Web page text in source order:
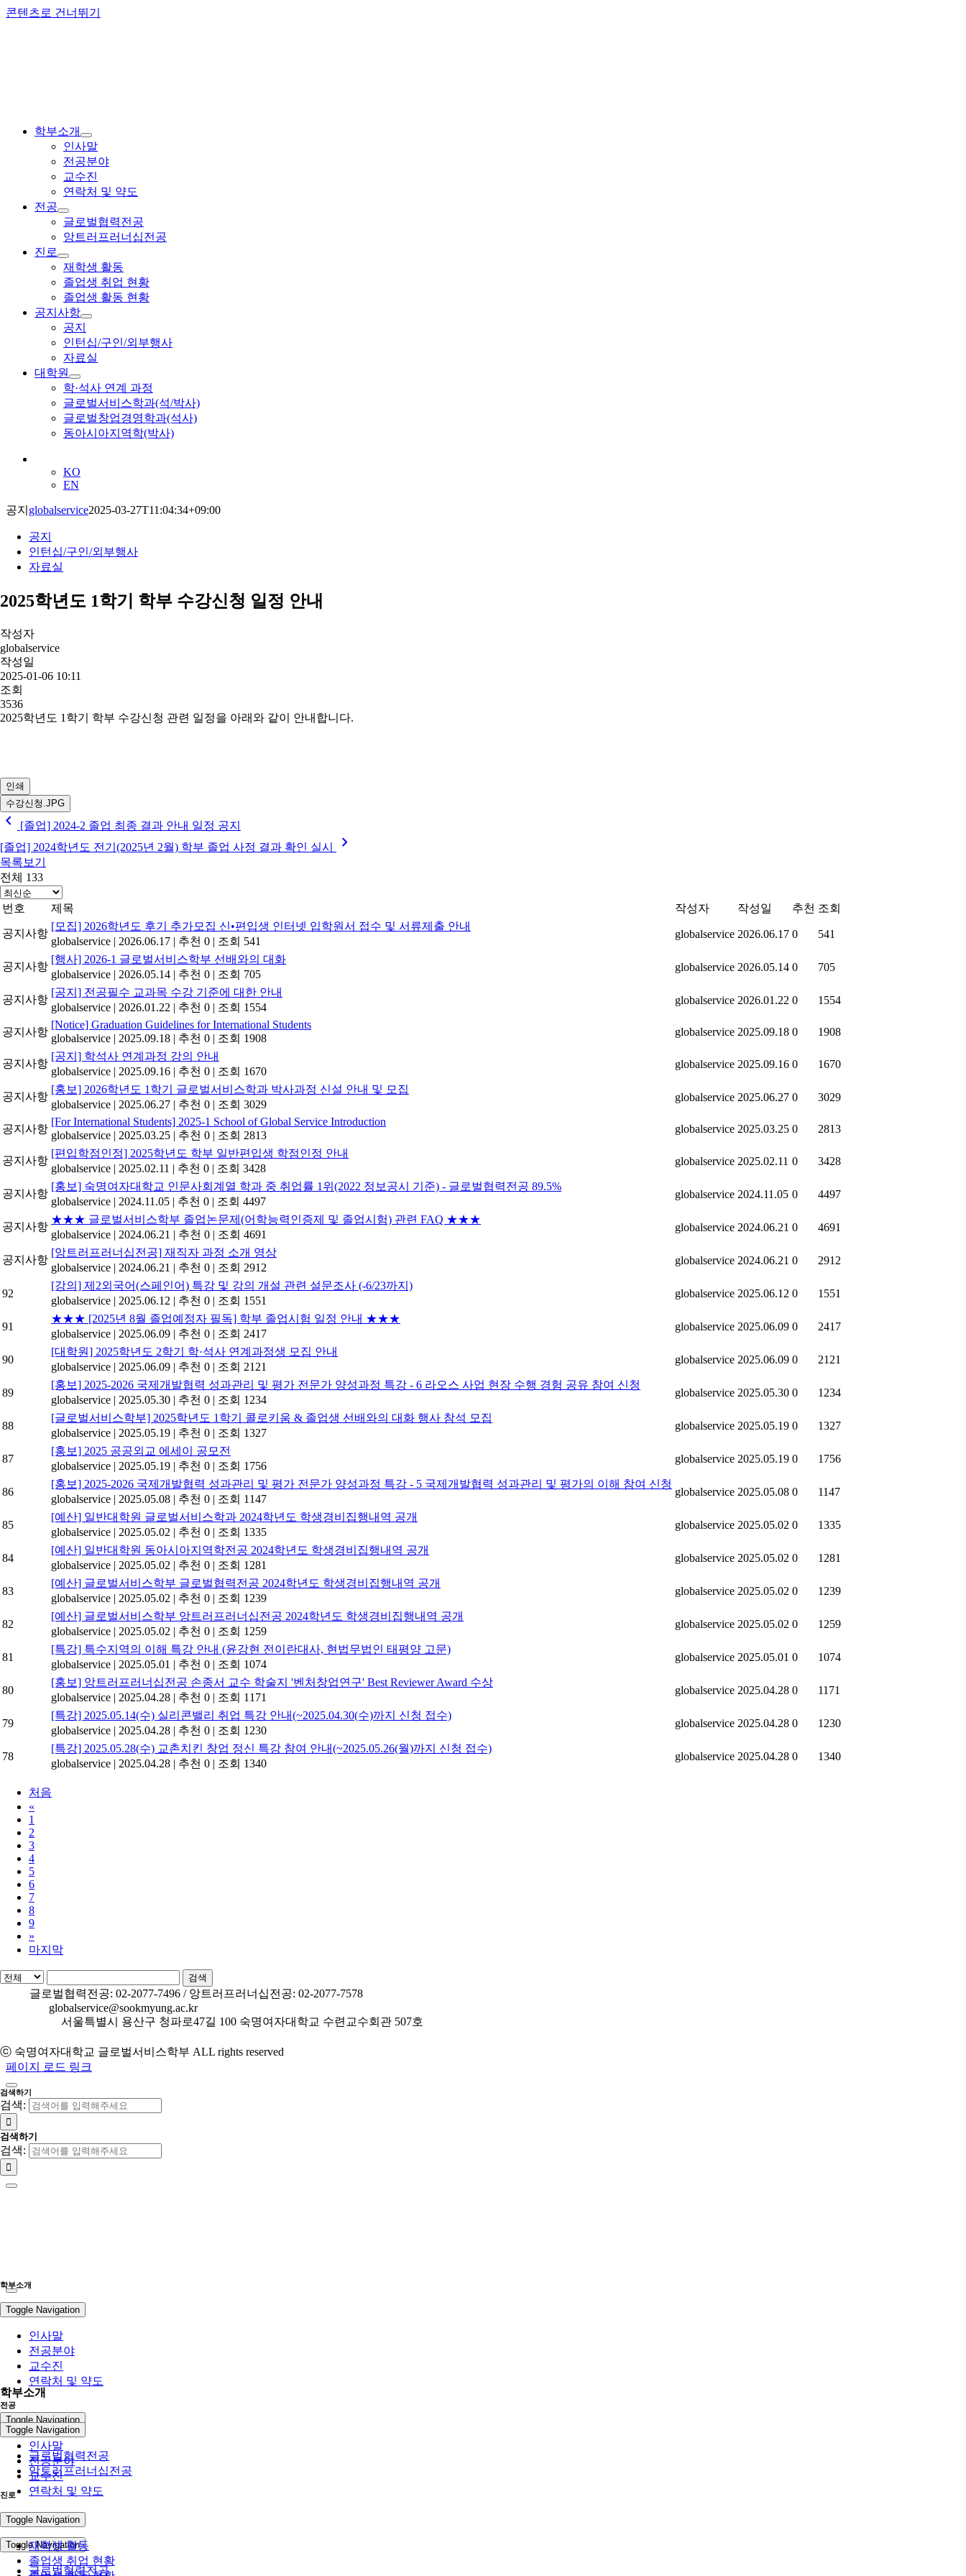
콘텐츠로 건너뛰기
학부소개
인사말
전공분야
교수진
연락처 및 약도
전공
글로벌협력전공
앙트러프러너십전공
진로
재학생 활동
졸업생 취업 현황
졸업생 활동 현황
공지사항
공지
인턴십/구인/외부행사
자료실
대학원
학·석사 연계 과정
글로벌서비스학과(석/박사)
글로벌창업경영학과(석사)
동아시아지역학(박사)
KO
EN
공지 globalservice2025-03-27T11:04:34+09:00
공지
인턴십/구인/외부행사
자료실
2025학년도 1학기 학부 수강신청 일정 안내
작성자
globalservice
작성일
2025-01-06 10:11
조회
3536
​2025학년도 1학기 학부 수강신청 관련 일정을 아래와 같이 안내합니다.
인쇄
수강신청.JPG
chevron_left
[졸업] 2024-2 졸업 최종 결과 안내 일정 공지
[졸업] 2024학년도 전기(2025년 2월) 학부 졸업 사정 결과 확인 실시
chevron_right
목록보기
전체 133
번호 제목 작성자 작성일 추천 조회
공지사항
[모집] 2026학년도 후기 추가모집 신•편입생 인터넷 입학원서 접수 및 서류제출 안내
globalservice | 2026.06.17 | 추천 0 | 조회 541
globalservice 2026.06.17 0 541
공지사항
[행사] 2026-1 글로벌서비스학부 선배와의 대화
globalservice | 2026.05.14 | 추천 0 | 조회 705
globalservice 2026.05.14 0 705
공지사항
[공지] 전공필수 교과목 수강 기준에 대한 안내
globalservice | 2026.01.22 | 추천 0 | 조회 1554
globalservice 2026.01.22 0 1554
공지사항
[Notice] Graduation Guidelines for International Students
globalservice | 2025.09.18 | 추천 0 | 조회 1908
globalservice 2025.09.18 0 1908
공지사항
[공지] 학석사 연계과정 강의 안내
globalservice | 2025.09.16 | 추천 0 | 조회 1670
globalservice 2025.09.16 0 1670
공지사항
[홍보] 2026학년도 1학기 글로벌서비스학과 박사과정 신설 안내 및 모집
globalservice | 2025.06.27 | 추천 0 | 조회 3029
globalservice 2025.06.27 0 3029
공지사항
[For International Students] 2025-1 School of Global Service Introduction
globalservice | 2025.03.25 | 추천 0 | 조회 2813
globalservice 2025.03.25 0 2813
공지사항
[편입학점인정] 2025학년도 학부 일반편입생 학점인정 안내
globalservice | 2025.02.11 | 추천 0 | 조회 3428
globalservice 2025.02.11 0 3428
공지사항
[홍보] 숙명여자대학교 인문사회계열 학과 중 취업률 1위(2022 정보공시 기준) - 글로벌협력전공 89.5%
globalservice | 2024.11.05 | 추천 0 | 조회 4497
globalservice 2024.11.05 0 4497
공지사항
★★★ 글로벌서비스학부 졸업논문제(어학능력인증제 및 졸업시험) 관련 FAQ ★★★
globalservice | 2024.06.21 | 추천 0 | 조회 4691
globalservice 2024.06.21 0 4691
공지사항
[앙트러프러너십전공] 재직자 과정 소개 영상
globalservice | 2024.06.21 | 추천 0 | 조회 2912
globalservice 2024.06.21 0 2912
92
[강의] 제2외국어(스페인어) 특강 및 강의 개설 관련 설문조사 (-6/23까지)
globalservice | 2025.06.12 | 추천 0 | 조회 1551
globalservice 2025.06.12 0 1551
91
★★★ [2025년 8월 졸업예정자 필독] 학부 졸업시험 일정 안내 ★★★
globalservice | 2025.06.09 | 추천 0 | 조회 2417
globalservice 2025.06.09 0 2417
90
[대학원] 2025학년도 2학기 학·석사 연계과정생 모집 안내
globalservice | 2025.06.09 | 추천 0 | 조회 2121
globalservice 2025.06.09 0 2121
89
[홍보] 2025-2026 국제개발협력 성과관리 및 평가 전문가 양성과정 특강 - 6 라오스 사업 현장 수행 경험 공유 참여 신청
globalservice | 2025.05.30 | 추천 0 | 조회 1234
globalservice 2025.05.30 0 1234
88
[글로벌서비스학부] 2025학년도 1학기 콜로키움 & 졸업생 선배와의 대화 행사 참석 모집
globalservice | 2025.05.19 | 추천 0 | 조회 1327
globalservice 2025.05.19 0 1327
87
[홍보] 2025 공공외교 에세이 공모전
globalservice | 2025.05.19 | 추천 0 | 조회 1756
globalservice 2025.05.19 0 1756
86
[홍보] 2025-2026 국제개발협력 성과관리 및 평가 전문가 양성과정 특강 - 5 국제개발협력 성과관리 및 평가의 이해 참여 신청
globalservice | 2025.05.08 | 추천 0 | 조회 1147
globalservice 2025.05.08 0 1147
85
[예산] 일반대학원 글로벌서비스학과 2024학년도 학생경비집행내역 공개
globalservice | 2025.05.02 | 추천 0 | 조회 1335
globalservice 2025.05.02 0 1335
84
[예산] 일반대학원 동아시아지역학전공 2024학년도 학생경비집행내역 공개
globalservice | 2025.05.02 | 추천 0 | 조회 1281
globalservice 2025.05.02 0 1281
83
[예산] 글로벌서비스학부 글로벌협력전공 2024학년도 학생경비집행내역 공개
globalservice | 2025.05.02 | 추천 0 | 조회 1239
globalservice 2025.05.02 0 1239
82
[예산] 글로벌서비스학부 앙트러프러너십전공 2024학년도 학생경비집행내역 공개
globalservice | 2025.05.02 | 추천 0 | 조회 1259
globalservice 2025.05.02 0 1259
81
[특강] 특수지역의 이해 특강 안내 (윤강현 전이란대사, 현법무법인 태평양 고문)
globalservice | 2025.05.01 | 추천 0 | 조회 1074
globalservice 2025.05.01 0 1074
80
[홍보] 앙트러프러너십전공 손종서 교수 학술지 '벤처창업연구' Best Reviewer Award 수상
globalservice | 2025.04.28 | 추천 0 | 조회 1171
globalservice 2025.04.28 0 1171
79
[특강] 2025.05.14(수) 실리콘밸리 취업 특강 안내(~2025.04.30(수)까지 신청 접수)
globalservice | 2025.04.28 | 추천 0 | 조회 1230
globalservice 2025.04.28 0 1230
78
[특강] 2025.05.28(수) 교촌치킨 창업 정신 특강 참여 안내(~2025.05.26(월)까지 신청 접수)
globalservice | 2025.04.28 | 추천 0 | 조회 1340
globalservice 2025.04.28 0 1340
처음
«
1
2
3
4
5
6
7
8
9
»
마지막
검색
글로벌협력전공: 02-2077-7496 / 앙트러프러너십전공: 02-2077-7578
globalservice@sookmyung.ac.kr
서울특별시 용산구 청파로47길 100 숙명여자대학교 수련교수회관 507호
ⓒ 숙명여자대학교 글로벌서비스학부 ALL rights reserved
페이지 로드 링크
검색하기
검색:
검색하기
검색:
학부소개
Toggle Navigation
인사말
전공분야
교수진
연락처 및 약도
전공
Toggle Navigation
글로벌협력전공
앙트러프러너십전공
진로
Toggle Navigation
재학생 활동
졸업생 취업 현황
학부소개
Toggle Navigation
인사말
전공분야
교수진
연락처 및 약도
전공
Toggle Navigation
글로벌협력전공